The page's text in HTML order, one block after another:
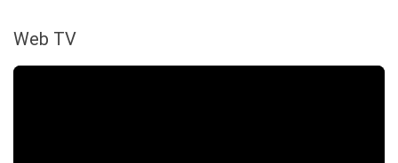
Web TV